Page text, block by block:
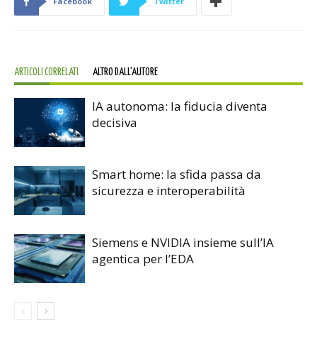
ARTICOLI CORRELATI ALTRO DALL'AUTORE
IA autonoma: la fiducia diventa
decisiva
Smart home: la sfida passa da
sicurezza e interoperabilità
Siemens e NVIDIA insieme sull’IA
agentica per l’EDA